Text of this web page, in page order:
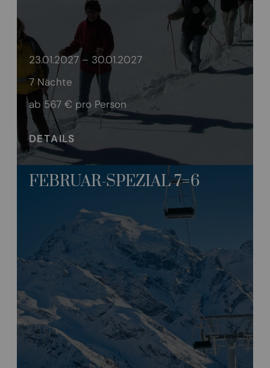
23.01.2027 – 30.01.2027
7 Nächte
ab 567 € pro Person
DETAILS
FEBRUAR-SPEZIAL 7=6